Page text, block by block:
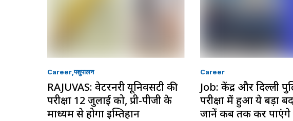
Career पशुपालन
RAJUVAS: वेटरनरी यूनिवर्सिटी की
परीक्षा 12 जुलाई को, प्री-पीजी के
माध्यम से होगा इम्तिहान
Career
Job: केंद्र और दिल्ली
परीक्षा में हुआ ये बड़ा
जानें कब तक कर